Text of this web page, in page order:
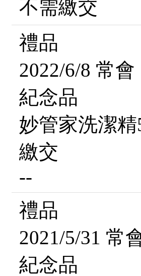
不需繳交
禮品
2022/6/8 常會
紀念品
妙管家洗潔精
繳交
--
禮品
2021/5/31 常
紀念品